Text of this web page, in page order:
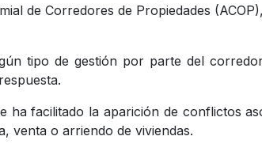
de Corredores de Propiedades
tipo de gestión por parte del
ha facilitado la aparición de conflictos
venta o arriendo de viviendas.